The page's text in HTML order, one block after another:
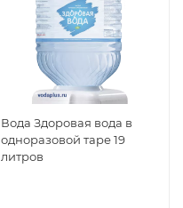
Вода Здоровая вода в
одноразовой таре 19
литров